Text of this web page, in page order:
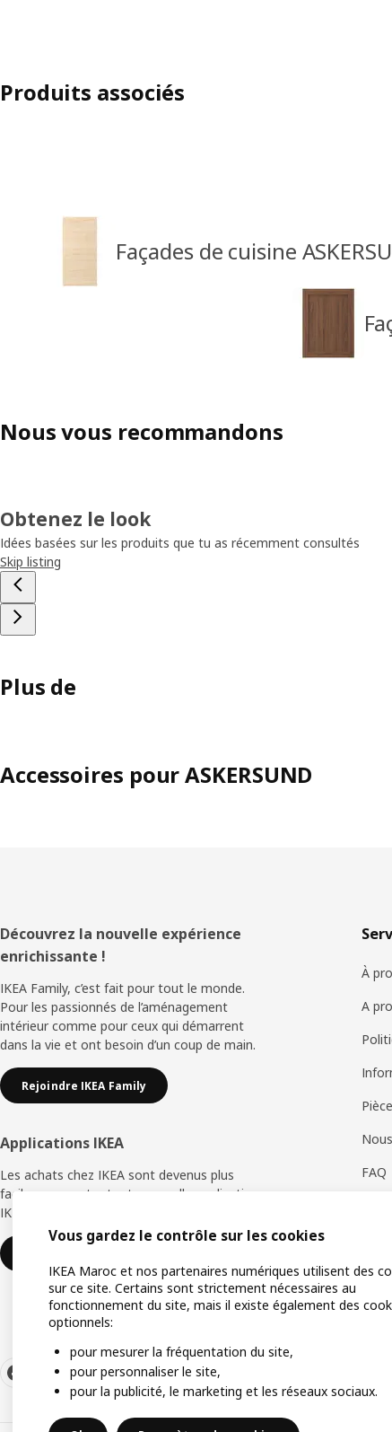
Produits associés
Façades de cuisine
Nous vous recommandons
Obtenez le look
Idées basées sur les produits que tu as récemment consultés
Skip listing
Plus de
Accessoires pour ASKERSUND
Pied
de
page
Découvrez la nouvelle expérience
enrichissante !
IKEA Family, c’est fait pour tout le monde.
Pour les passionnés de l’aménagement
intérieur comme pour ceux qui démarrent
dans la vie et ont besoin d’un coup de main.
Rejoindre IKEA Family
Applications IKEA
Les achats chez IKEA sont devenus plus
faciles avec notre toute nouvelle application
IKEA Store.
À
A
FAQ
Vous gardez le contrôle sur les cookies
IKEA Maroc et nos partenaires numériques utilisent des
sur ce site. Certains sont strictement nécessaires au
fonctionnement du site, mais il existe également des
optionnels:
pour mesurer la fréquentation du site,
pour personnaliser le site,
pour la publicité, le marketing et les réseaux sociaux.